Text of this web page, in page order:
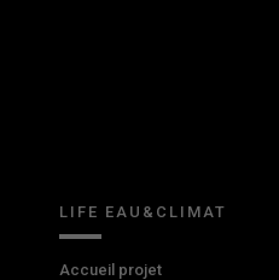
LIFE EAU&CLIMAT
Accueil projet